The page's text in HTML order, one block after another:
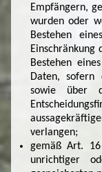
Empfängern,
wurden oder
Bestehen
Bestehen
Daten,
sowie über
verlangen;
gemäß Art. 16
unrichtiger